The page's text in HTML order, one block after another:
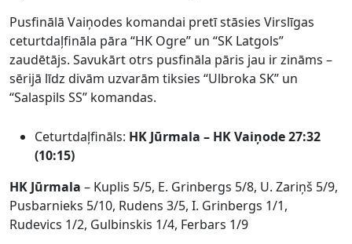
Pusfinālā Vaiņodes komandai pretī stāsies Virslīgas
ceturtdaļfināla pāra “HK Ogre” un “SK Latgols”
zaudētājs. Savukārt otrs pusfināla pāris jau ir zināms –
sērijā līdz divām uzvarām tiksies “Ulbroka SK” un
“Salaspils SS” komandas.
Ceturtdaļfināls: HK Jūrmala – HK Vaiņode 27:32
(10:15)
HK Jūrmala – Kuplis 5/5, E. Grinbergs 5/8, U. Zariņš 5/9,
Pusbarnieks 5/10, Rudens 3/5, I. Grinbergs 1/1,
Rudevics 1/2, Gulbinskis 1/4, Ferbars 1/9